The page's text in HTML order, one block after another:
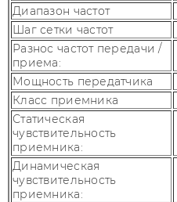
Диапазон частот
Шаг сетки частот
Разнос частот передачи /
приема:
Мощность передатчика
Класс приемника
Статическая
чувствительность
приемника:
Динамическая
чувствительность
приемника: